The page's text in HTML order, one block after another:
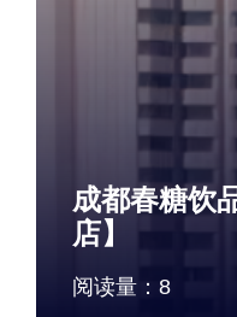
成都春糖饮
店】
阅读量： 8